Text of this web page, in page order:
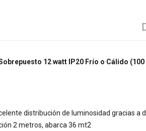
12 watt IP20 Frío o Cálido (100
distribución de luminosidad gracias a
2 metros, abarca 36 mt2